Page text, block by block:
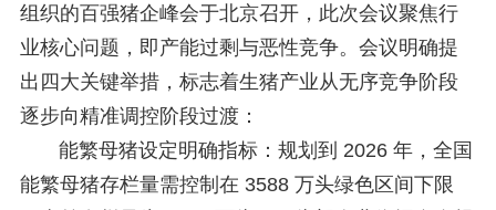
组织的百强猪企峰会于北京召开，此次会议聚焦行
业核心问题，即产能过剩与恶性竞争。会议明确提
出四大关键举措，标志着生猪产业从无序竞争阶段
逐步向精准调控阶段过渡：
能繁母猪设定明确指标：规划到 2026 年，全国
能繁母猪存栏量需控制在 3588 万头绿色区间下限